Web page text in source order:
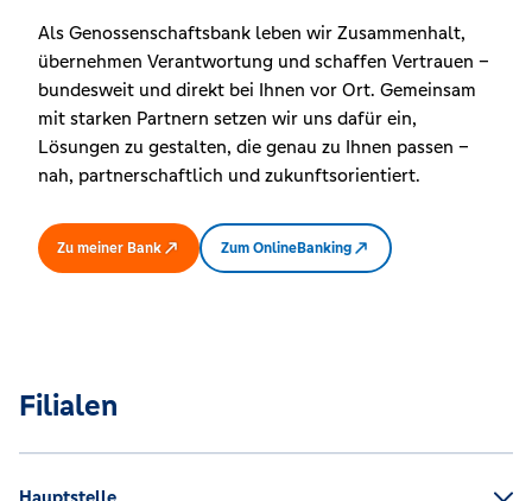
Als Genossenschaftsbank leben wir Zusammenhalt,
übernehmen Verantwortung und schaffen Vertrauen –
bundesweit und direkt bei Ihnen vor Ort. Gemeinsam
mit starken Partnern setzen wir uns dafür ein,
Lösungen zu gestalten, die genau zu Ihnen passen –
nah, partnerschaftlich und zukunftsorientiert.
Zu meiner Bank Zum OnlineBanking
Filialen